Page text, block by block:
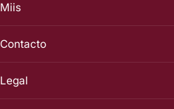
Miis
Contacto
Legal